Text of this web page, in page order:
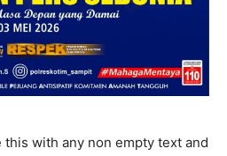
this with any non empty text and